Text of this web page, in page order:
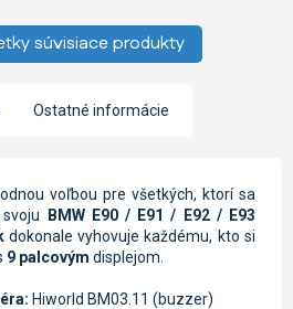
súvisiace produkty
Ostatné informácie
voľbou pre všetkých, ktorí sa
BMW E90 / E91 / E92 / E93
dokonale vyhovuje každému, kto si
9 palcovým displejom.
Hiworld BM03.11 (buzzer)